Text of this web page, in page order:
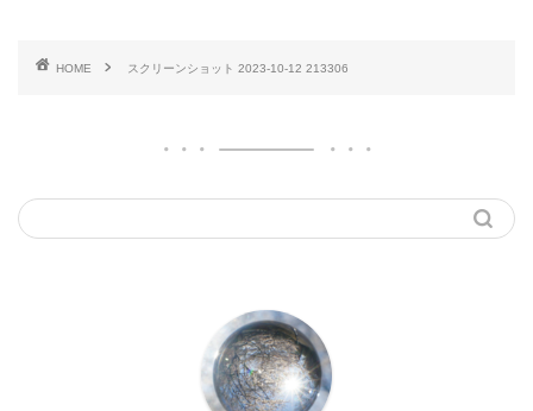
HOME スクリーンショット 2023-10-12 213306